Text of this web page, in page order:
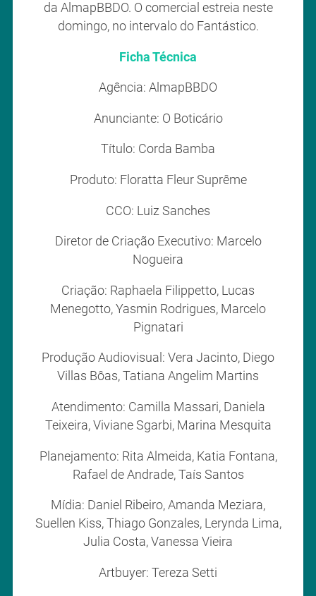
da AlmapBBDO. O comercial estreia neste
domingo, no intervalo do Fantástico.
Ficha Técnica
Agência: AlmapBBDO
Anunciante: O Boticário
Título: Corda Bamba
Produto: Floratta Fleur Suprême
CCO: Luiz Sanches
Diretor de Criação Executivo: Marcelo
Nogueira
Criação: Raphaela Filippetto, Lucas
Menegotto, Yasmin Rodrigues, Marcelo
Pignatari
Produção Audiovisual: Vera Jacinto, Diego
Villas Bôas, Tatiana Angelim Martins
Atendimento: Camilla Massari, Daniela
Teixeira, Viviane Sgarbi, Marina Mesquita
Planejamento: Rita Almeida, Katia Fontana,
Rafael de Andrade, Taís Santos
Mídia: Daniel Ribeiro, Amanda Meziara,
Suellen Kiss, Thiago Gonzales, Lerynda Lima,
Julia Costa, Vanessa Vieira
Artbuyer: Tereza Setti